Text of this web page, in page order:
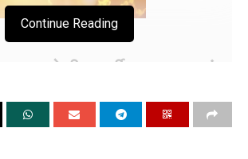
भारत मे भीषण गर्मी का मचाया ताडंव
व्यस्त
Continue Reading